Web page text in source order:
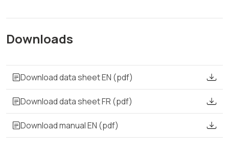
Downloads
Download data sheet EN (pdf)
Download data sheet FR (pdf)
Download manual EN (pdf)